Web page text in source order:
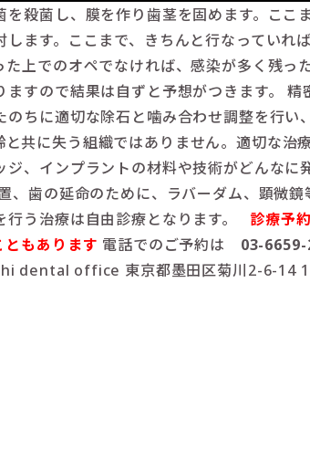
殺菌し、膜を作り歯茎を固めます。ここ
ます。ここまで、きちんと行なっていれ
上でのオペでなければ、感染が多く残っ
すので結果は自ずと予想がつきます。
ちに適切な除石と噛み合わせ調整を行い
に失う組織ではありません。適切な治
、インプラントの材料や技術がどんなに
、歯の延命のために、ラバーダム、顕微
行う治療は自由診療となります。 診療予
ともあります 電話でのご予約は 03-
dental office 東京都墨田区菊川2-6-